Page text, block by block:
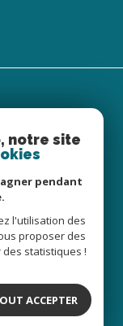
Moulin
notre site
pendant
l'utilisation des
proposer des
statistiques !
ACCEPTER